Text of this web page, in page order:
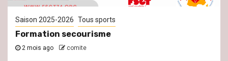
Saison 2025-2026 Tous sports
Formation secourisme
2 mois ago comite